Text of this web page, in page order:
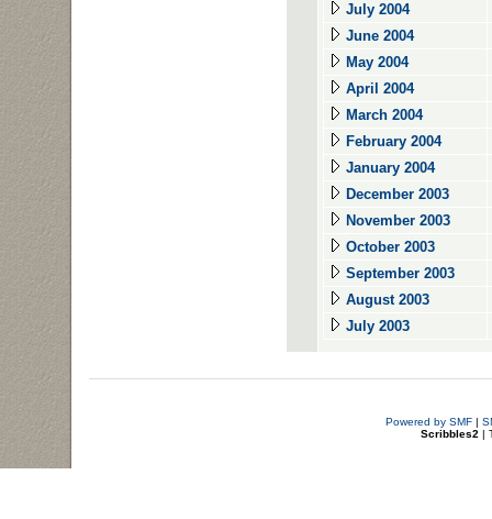
July 2004
June 2004
May 2004
April 2004
March 2004
February 2004
January 2004
December 2003
November 2003
October 2003
September 2003
August 2003
July 2003
Powered by SMF|
Scribbles2 |